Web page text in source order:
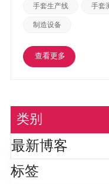
学和精密制造工艺的
理，就能明...
手套生产线 手套
制造设备
查看更多
类别
最新博客
标签